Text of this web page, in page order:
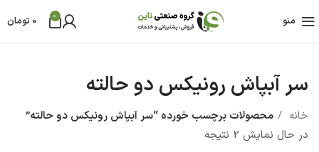
منو 0
0 تومان
سر آبپاش رونیکس دو حالته
خانه
محصولات برچسب خورده “سر آبپاش رونیکس دو حالته”
در حال نمایش 2 نتیجه